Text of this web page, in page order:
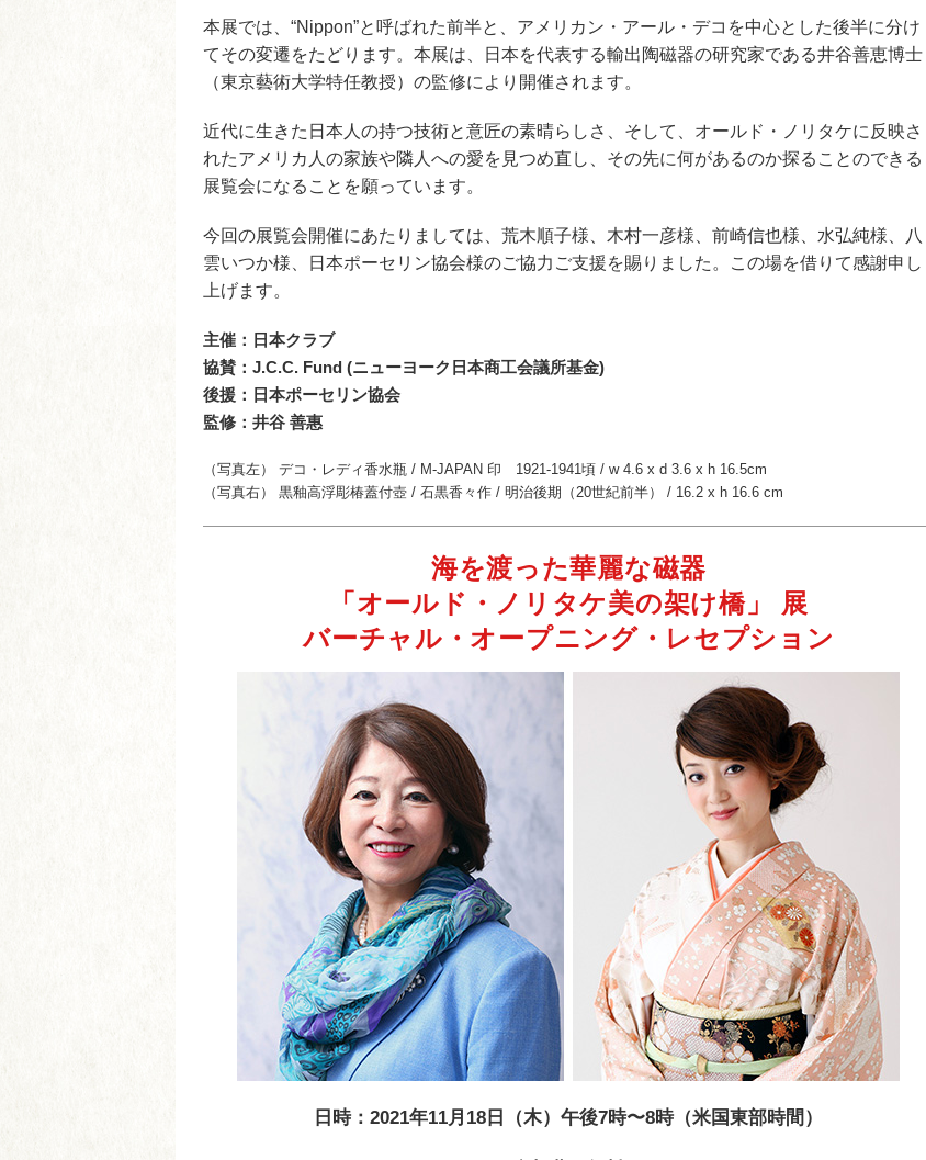
本展では、“Nippon”と呼ばれた前半と、アメリカン・アール・デコを中心とした後半に分け
てその変遷をたどります。本展は、日本を代表する輸出陶磁器の研究家である井谷善恵博士
（東京藝術大学特任教授）の監修により開催されます。
近代に生きた日本人の持つ技術と意匠の素晴らしさ、そして、オールド・ノリタケに反映さ
れたアメリカ人の家族や隣人への愛を見つめ直し、その先に何があるのか探ることのできる
展覧会になることを願っています。
今回の展覧会開催にあたりましては、荒木順子様、木村一彦様、前崎信也様、水弘純様、八
雲いつか様、日本ポーセリン協会様のご協力ご支援を賜りました。この場を借りて感謝申し
上げます。
主催：日本クラブ
協賛：J.C.C. Fund (ニューヨーク日本商工会議所基金)
後援：日本ポーセリン協会
監修：井谷 善惠
（写真左） デコ・レディ香水瓶 / M-JAPAN 印 1921-1941頃 / w 4.6 x d 3.6 x h 16.5cm
（写真右） 黒釉高浮彫椿蓋付壺 / 石黒香々作 / 明治後期（20世紀前半） / 16.2 x h 16.6 cm
海を渡った華麗な磁器
「オールド・ノリタケ美の架け橋」 展
バーチャル・オープニング・レセプション
日時：2021年11月18日（木）午後7時〜8時（米国東部時間）